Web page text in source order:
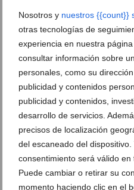
Nosotros y nuestros {{count}}
otras tecnologías de
experiencia en nuestra
consultar información sobre
personales, como su
publicidad y contenidos
publicidad y contenidos,
desarrollo de servicios.
precisos de localización
del escaneado del
consentimiento será válido en
Puede cambiar o retirar su
momento haciendo clic en el
Seguros Reale sigue
de fútbol sala
14 de febrero de 2014